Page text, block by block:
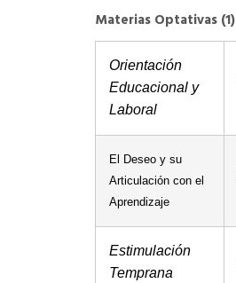
Materias Optativas (1)
Orientación
Educacional y
Laboral
El Deseo y su
Articulación con el
Aprendizaje
Estimulación
Temprana